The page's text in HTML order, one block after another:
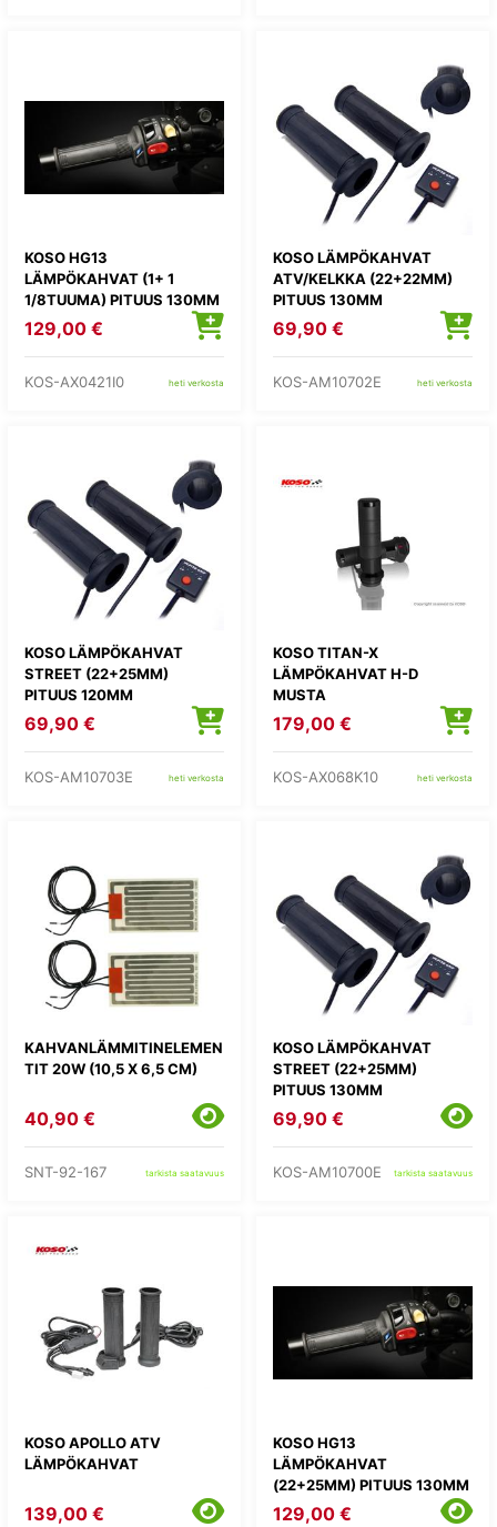
KOSO HG13
LÄMPÖKAHVAT (1+ 1
1/8TUUMA) PITUUS 130MM
129,00 €
KOS-AX0421I0 heti verkosta
KOSO LÄMPÖKAHVAT
ATV/KELKKA (22+22MM)
PITUUS 130MM
69,90 €
KOS-AM10702E heti verkosta
KOSO LÄMPÖKAHVAT
STREET (22+25MM)
PITUUS 120MM
69,90 €
KOS-AM10703E heti verkosta
KOSO TITAN-X
LÄMPÖKAHVAT H-D
MUSTA
179,00 €
KOS-AX068K10 heti verkosta
KAHVANLÄMMITINELEMEN
TIT 20W (10,5 X 6,5 CM)
40,90 €
SNT-92-167 tarkista saatavuus
KOSO LÄMPÖKAHVAT
STREET (22+25MM)
PITUUS 130MM
69,90 €
KOS-AM10700E tarkista saatavuus
KOSO APOLLO ATV
LÄMPÖKAHVAT
139,00 €
KOSO HG13
LÄMPÖKAHVAT
(22+25MM) PITUUS 130MM
129,00 €